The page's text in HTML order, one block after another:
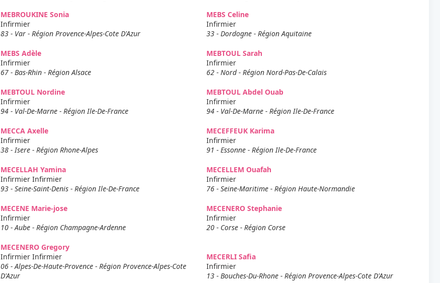
MEBROUKINE Sonia
Infirmier
83 - Var - Région Provence-Alpes-Cote D'Azur
MEBS Celine
Infirmier
33 - Dordogne - Région Aquitaine
MEBS Adèle
Infirmier
67 - Bas-Rhin - Région Alsace
MEBTOUL Sarah
Infirmier
62 - Nord - Région Nord-Pas-De-Calais
MEBTOUL Nordine
Infirmier
94 - Val-De-Marne - Région Ile-De-France
MEBTOUL Abdel Ouab
Infirmier
94 - Val-De-Marne - Région Ile-De-France
MECCA Axelle
Infirmier
38 - Isere - Région Rhone-Alpes
MECEFFEUK Karima
Infirmier
91 - Essonne - Région Ile-De-France
MECELLAH Yamina
Infirmier Infirmier
93 - Seine-Saint-Denis - Région Ile-De-France
MECELLEM Ouafah
Infirmier
76 - Seine-Maritime - Région Haute-Normandie
MECENE Marie-jose
Infirmier
10 - Aube - Région Champagne-Ardenne
MECENERO Stephanie
Infirmier
20 - Corse - Région Corse
MECENERO Gregory
Infirmier Infirmier
06 - Alpes-De-Haute-Provence - Région Provence-Alpes-Cote
D'Azur
MECERLI Safia
Infirmier
13 - Bouches-Du-Rhone - Région Provence-Alpes-Cote D'Azur